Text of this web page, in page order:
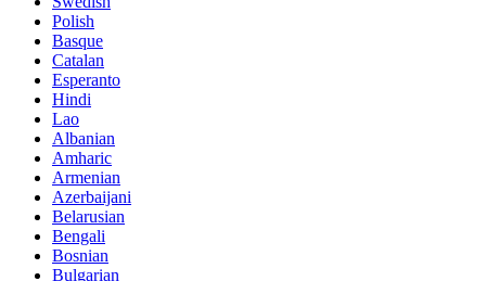
Polish
Basque
Catalan
Esperanto
Hindi
Lao
Albanian
Amharic
Armenian
Azerbaijani
Belarusian
Bengali
Bosnian
Bulgarian